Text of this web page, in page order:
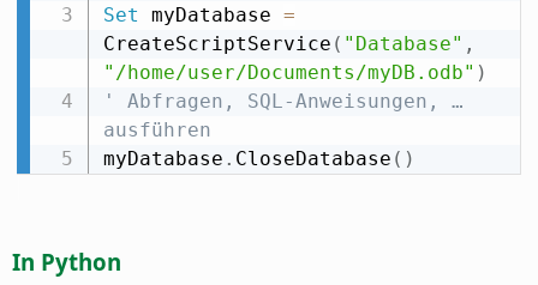
Set myDatabase =
CreateScriptService ( "Database" ,
"/home/user/Documents/myDB.odb" )
' Abfragen, SQL-Anweisungen, …
ausführen
myDatabase . CloseDatabase ( )
In Python